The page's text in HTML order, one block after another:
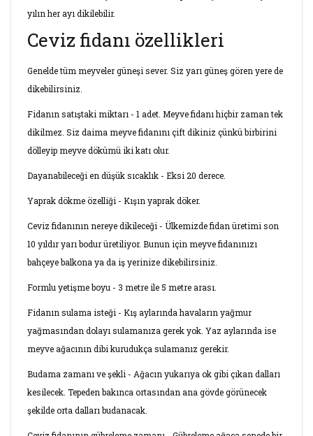
yılın her ayı dikilebilir.
Ceviz fidanı özellikleri
Genelde tüm meyveler güneşi sever. Siz yarı güneş gören yere de
dikebilirsiniz.
Fidanın satıştaki miktarı - 1 adet. Meyve fidanı hiçbir zaman tek
dikilmez. Siz daima meyve fidanını çift dikiniz çünkü birbirini
dölleyip meyve dökümü iki katı olur.
Dayanabileceği en düşük sıcaklık - Eksi 20 derece.
Yaprak dökme özelliği - Kışın yaprak döker.
Ceviz fidanının nereye dikileceği - Ülkemizde fidan üretimi son
10 yıldır yarı bodur üretiliyor. Bunun için meyve fidanınızı
bahçeye balkona ya da iş yerinize dikebilirsiniz.
Formlu yetişme boyu - 3 metre ile 5 metre arası.
Fidanın sulama isteği - Kış aylarında havaların yağmur
yağmasından dolayı sulamanıza gerek yok. Yaz aylarında ise
meyve ağacının dibi kurudukça sulamanız gerekir.
Budama zamanı ve şekli - Ağacın yukarıya ok gibi çıkan dalları
kesilecek. Tepeden bakınca ortasından ana gövde görünecek
şekilde orta dalları budanacak.